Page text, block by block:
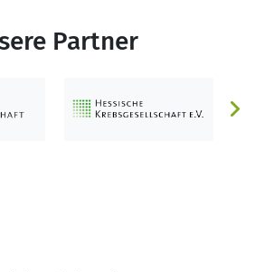
Partner